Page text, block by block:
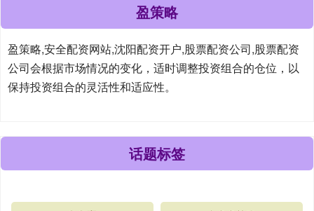
盈策略
盈策略,安全配资网站,沈阳配资开户,股票配资公司,股票配资
公司会根据市场情况的变化，适时调整投资组合的仓位，以
保持投资组合的灵活性和适应性。
话题标签